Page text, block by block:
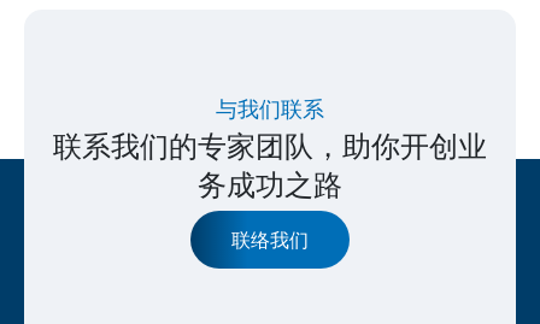
与我们联系
联系我们的专家团队，助你开创业
务成功之路
联络我们